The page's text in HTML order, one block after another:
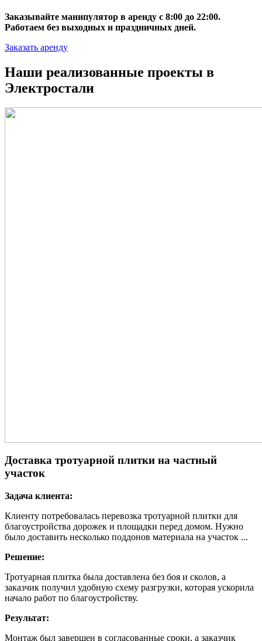
Заказывайте манипулятор в аренду с 8:00 до 22:00.
Работаем без выходных и праздничных дней.
Заказать аренду
Наши реализованные проекты в
Электростали
Доставка тротуарной плитки на частный
участок
Задача клиента:
Клиенту потребовалась перевозка тротуарной плитки для
благоустройства дорожек и площадки перед домом. Нужно
было доставить несколько поддонов материала на участок ...
Решение:
Тротуарная плитка была доставлена без боя и сколов, а
заказчик получил удобную схему разгрузки, которая ускорила
начало работ по благоустройству.
Результат:
Монтаж был завершен в согласованные сроки, а заказчик